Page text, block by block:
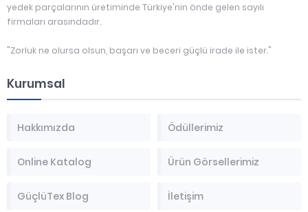
yedek parçalarının üretiminde Türkiye'nin önde gelen sayılı
firmaları arasındadır.
"Zorluk ne olursa olsun, başarı ve beceri güçlü irade ile ister."
Kurumsal
Hakkımızda Ödüllerimiz
Online Katalog Ürün Görsellerimiz
GüçlüTex Blog İletişim